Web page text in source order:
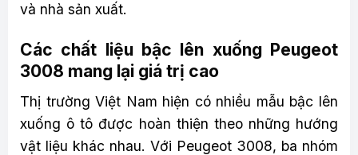
và nhà sản xuất.
Các chất liệu bậc lên xuống Peugeot
3008 mang lại giá trị cao
Thị trường Việt Nam hiện có nhiều mẫu bậc lên
xuống ô tô được hoàn thiện theo những hướng
vật liệu khác nhau. Với Peugeot 3008, ba nhóm